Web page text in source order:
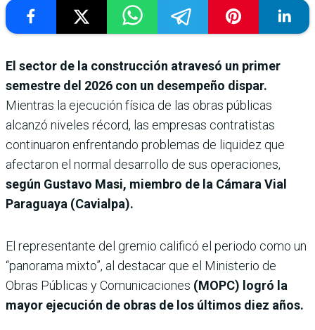
El sector de la construcción atravesó un primer
semestre del 2026 con un desempeño dispar.
Mientras la ejecución física de las obras públicas
alcanzó niveles récord, las empresas contratistas
continuaron enfrentando problemas de liquidez que
afectaron el normal desarrollo de sus operaciones,
según Gustavo Masi, miembro de la Cámara Vial
Paraguaya (Cavialpa).
El representante del gremio calificó el periodo como un
“panorama mixto”, al destacar que el Ministerio de
Obras Públicas y Comunicaciones (MOPC) logró la
mayor ejecución de obras de los últimos diez años.